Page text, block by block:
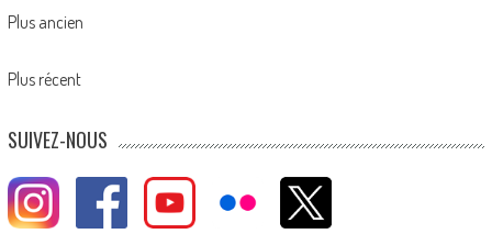
Posts
navigation
Plus ancien
Plus récent
SUIVEZ-NOUS